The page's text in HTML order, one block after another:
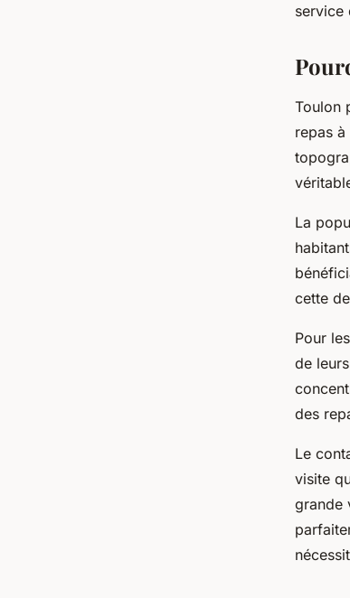
service
Toulon
repas
La
cette
Pour
de
des
Le
visite
grande